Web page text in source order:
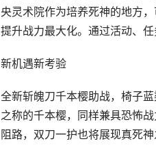
央灵术院作为培养死神的地方
提升战力最大化。通过活动、
新机遇新考验
全新斩魄刀千本樱助战，椅子
之称的千本樱，同样兼具恐怖
阻路，双刀一护也将展现真死神